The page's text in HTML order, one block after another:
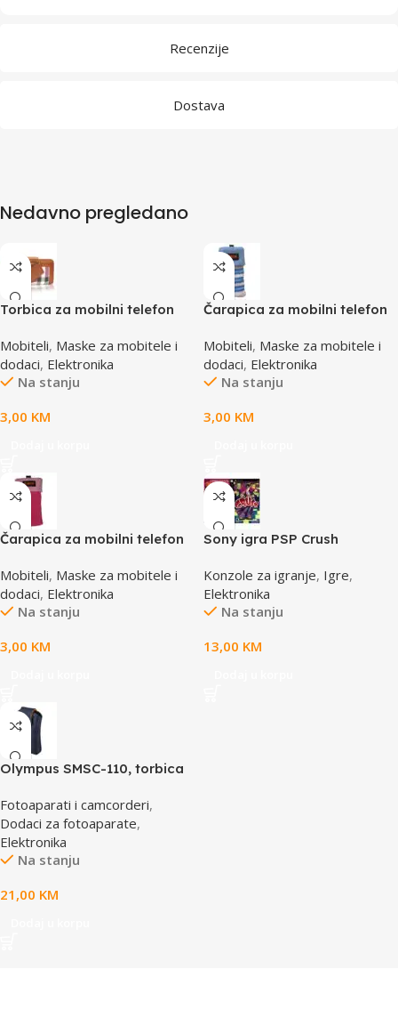
Recenzije
Dostava
Nedavno pregledano
Torbica za mobilni telefon
110x43x17mm
Mobiteli, Maske za mobitele i
dodaci, Elektronika
Na stanju
3,00 KM
Čarapica za mobilni telefon
65x100mm
Mobiteli, Maske za mobitele i
dodaci, Elektronika
Na stanju
3,00 KM
Čarapica za mobilni telefon
65x100mm
Mobiteli, Maske za mobitele i
dodaci, Elektronika
Na stanju
3,00 KM
Sony igra PSP Crush
Konzole za igranje, Igre,
Elektronika
Na stanju
13,00 KM
Olympus SMSC-110, torbica
case, E0412112
Fotoaparati i camcorderi,
Dodaci za fotoaparate,
Elektronika
Na stanju
21,00 KM